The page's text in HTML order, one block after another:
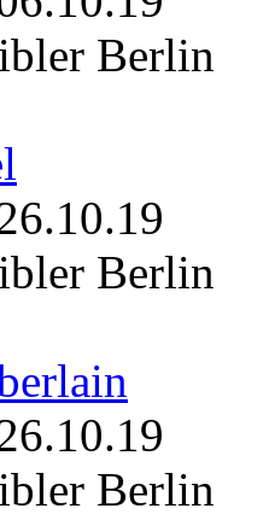
Berlin
Berlin
Berlin